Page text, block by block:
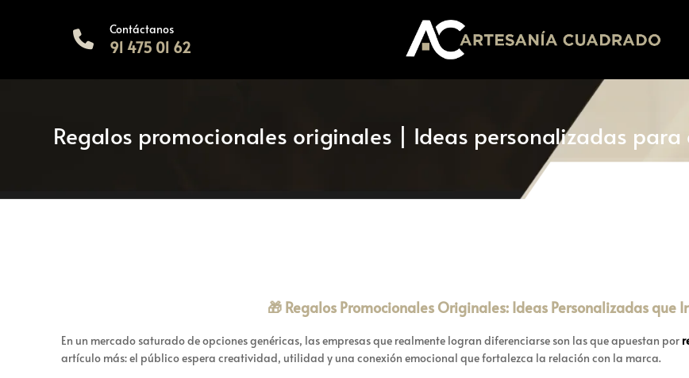
Contáctanos
91 475 01 62
Regalos promocionales originales | Ideas personalizadas para
🎁 Regalos Promocionales Originales: Ideas Personalizadas que
En un mercado saturado de opciones genéricas, las empresas que realmente logran diferenciarse son las que apuestan por
artículo más: el público espera creatividad, utilidad y una conexión emocional que fortalezca la relación con la marca.